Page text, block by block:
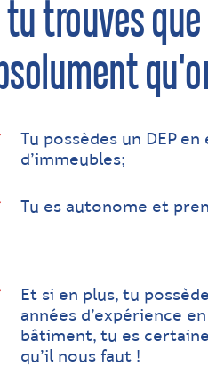
tu trouves
Tu possèdes un DEP
d’immeubles;
Tu es autonome et
Et si en plus, tu
années d’expérience
bâtiment, tu es
qu’il nous faut !